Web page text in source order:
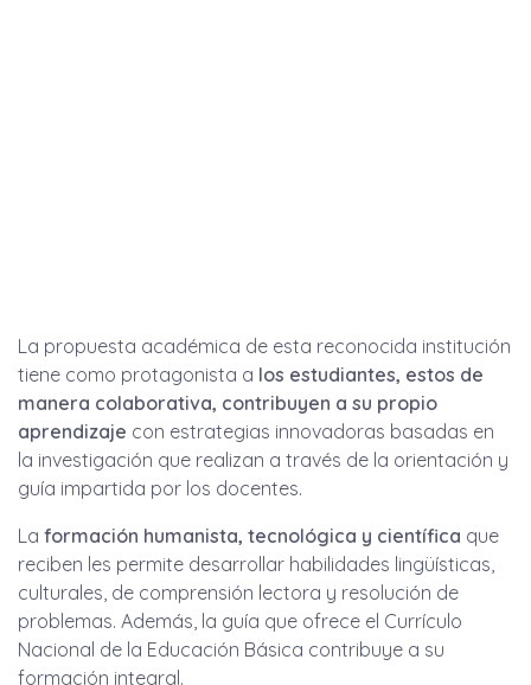
La propuesta académica de esta reconocida institución
tiene como protagonista a los estudiantes, estos de
manera colaborativa, contribuyen a su propio
aprendizaje con estrategias innovadoras basadas en
la investigación que realizan a través de la orientación y
guía impartida por los docentes.
La formación humanista, tecnológica y científica que
reciben les permite desarrollar habilidades lingüísticas,
culturales, de comprensión lectora y resolución de
problemas. Además, la guía que ofrece el Currículo
Nacional de la Educación Básica contribuye a su
formación integral.